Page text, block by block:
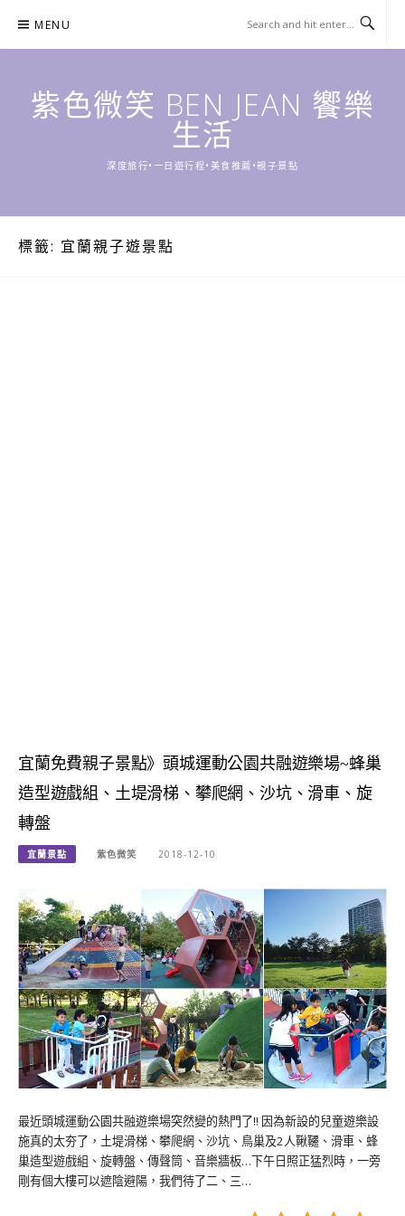
content
MENU
紫色微笑 BEN JEAN 饗樂
生活
深度旅行•一日遊行程•美食推薦•親子景點
標籤: 宜蘭親子遊景點
宜蘭免費親子景點》頭城運動公園共融遊樂場~蜂巢
造型遊戲組、土堤滑梯、攀爬網、沙坑、滑車、旋
轉盤
宜蘭景點 紫色微笑 2018-12-10
最近頭城運動公園共融遊樂場突然變的熱門了!! 因為新設的兒童遊樂設
施真的太夯了，土堤滑梯、攀爬網、沙坑、鳥巢及2人鞦韆、滑車、蜂
巢造型遊戲組、旋轉盤、傳聲筒、音樂牆板…下午日照正猛烈時，一旁
剛有個大樓可以遮陰避陽，我們待了二、三…